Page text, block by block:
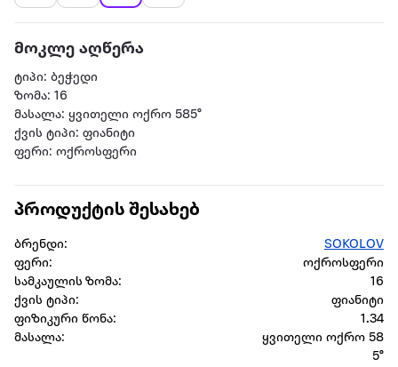
მოკლე აღწერა
ტიპი: ბეჭედი
ზომა: 16
მასალა: ყვითელი ოქრო 585°
ქვის ტიპი: ფიანიტი
ფერი: ოქროსფერი
პროდუქტის შესახებ
ბრენდი:
SOKOLOV
ფერი:
ოქროსფერი
სამკაულის ზომა:
16
ქვის ტიპი:
ფიანიტი
ფიზიკური წონა:
1.34
მასალა:
ყვითელი ოქრო 58
5°